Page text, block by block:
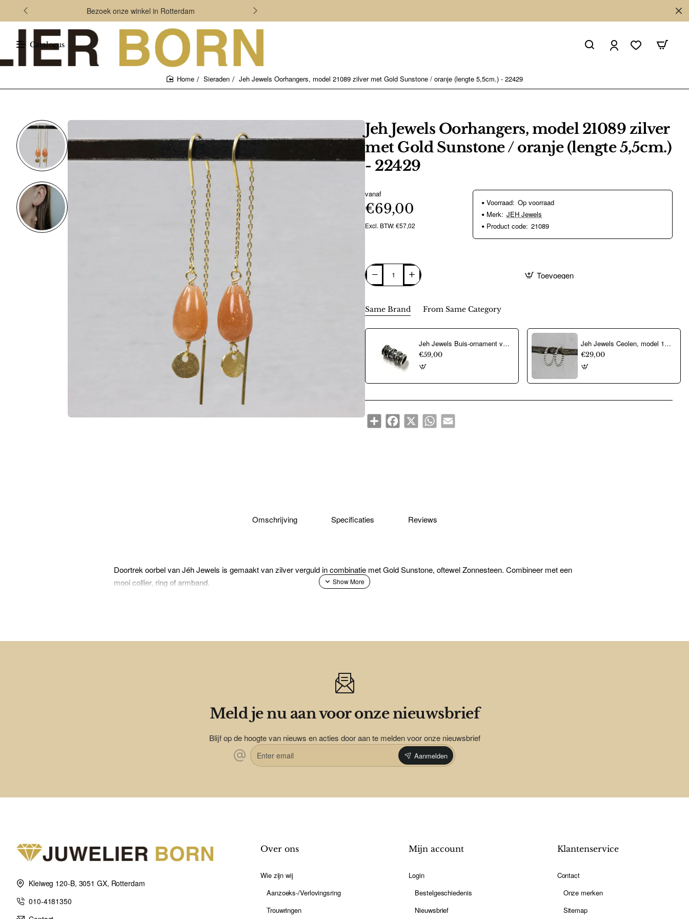
Bezoek onze winkel in Rotterdam
Catalogus
Sieraden Jeh Jewels Oorhangers, model 21089 zilver met Gold Sunstone / oranje (lengte 5,5cm.) - 22429
Jeh Jewels Oorhangers, model 21089 zilver
met Gold Sunstone / oranje (lengte 5,5cm.)
- 22429
vanaf
€69,00
Excl. BTW: €57,02
Voorraad: Op voorraad
Merk: JEH Jewels
Product code: 21089
Toevoegen
Same Brand From Same Category
Jeh Jewels Buis-ornament voor collier, zilver model 18939 (26mm.breed) - 12488
€59,00
Jeh Jewels Ceolen, model 19820 (15x2mm.) - 16813
€29,00
ShareFacebook
X WhatsAppEmail
Omschrijving Specificaties Reviews
Doortrek oorbel van Jéh Jewels is gemaakt van zilver verguld in combinatie met Gold Sunstone, oftewel Zonnesteen. Combineer met een
mooi collier, ring of armband.
Meld je nu aan voor onze nieuwsbrief
Blijf op de hoogte van nieuws en acties door aan te melden voor onze nieuwsbrief
Enter
email
Aanmelden
Kleiweg 120-B, 3051 GX, Rotterdam
010-4181350
Over ons
Wie zijn wij
Aanzoeks-/Verlovingsring
Trouwringen
Mijn account
Login
Bestelgeschiedenis
Nieuwsbrief
Klantenservice
Contact
Onze merken
Sitemap